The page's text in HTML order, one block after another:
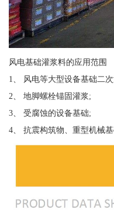
风电基础灌浆料的应用范围
1、 风电等大型设备基础二
2、 地脚螺栓锚固灌浆;
3、 受腐蚀的设备基础;
4、 抗震构筑物、重型机械基